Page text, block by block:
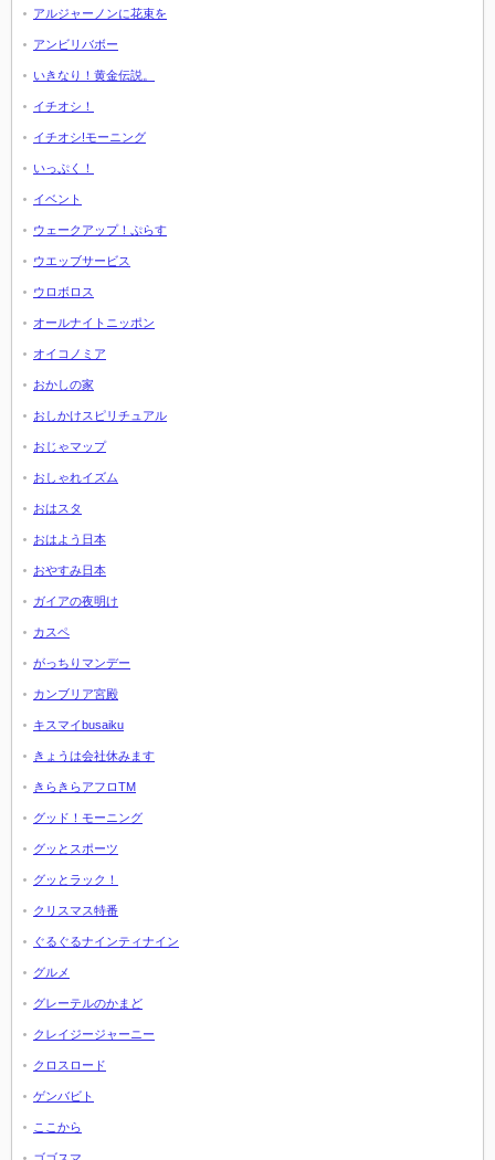
アルジャーノンに花束を
アンビリバボー
いきなり！黄金伝説。
イチオシ！
イチオシ!モーニング
いっぷく！
イベント
ウェークアップ！ぷらす
ウエッブサービス
ウロボロス
オールナイトニッポン
オイコノミア
おかしの家
おしかけスピリチュアル
おじゃマップ
おしゃれイズム
おはスタ
おはよう日本
おやすみ日本
ガイアの夜明け
カスペ
がっちりマンデー
カンブリア宮殿
キスマイbusaiku
きょうは会社休みます
きらきらアフロTM
グッド！モーニング
グッとスポーツ
グッとラック！
クリスマス特番
ぐるぐるナインティナイン
グルメ
グレーテルのかまど
クレイジージャーニー
クロスロード
ゲンバビト
ここから